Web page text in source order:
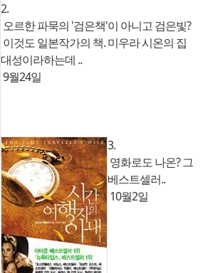
2.
오르한 파묵의 '검은책'이 아니고 검은빛?
이것도 일본작가의 책. 미우라 시온의 집
대성이라하는데 ..
9월24일
3.
영화로도 나온? 그
베스트셀러..
10월2일